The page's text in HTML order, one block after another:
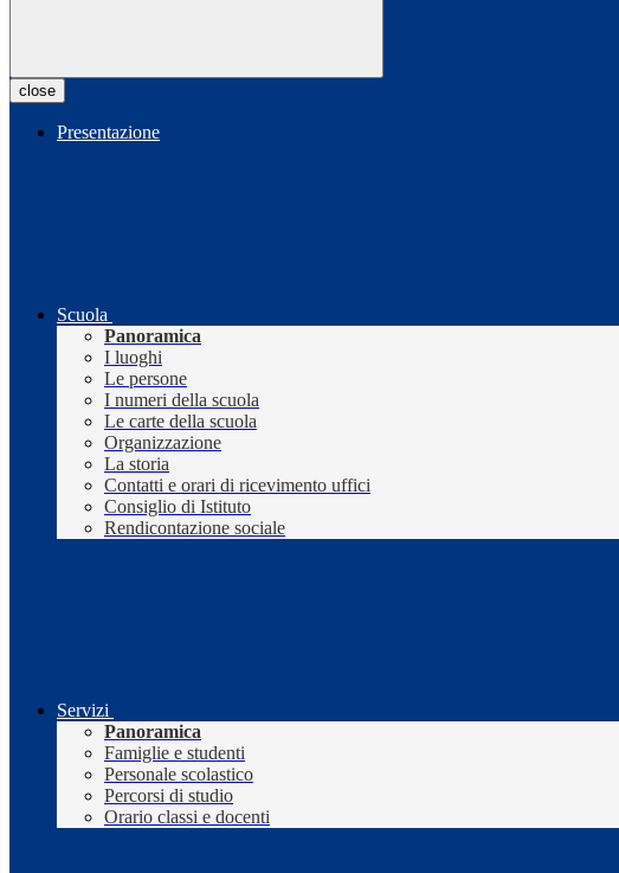
close
Presentazione
Scuola
Panoramica
I luoghi
Le persone
I numeri della scuola
Le carte della scuola
Organizzazione
La storia
Contatti e orari di ricevimento uffici
Consiglio di Istituto
Rendicontazione sociale
Servizi
Panoramica
Famiglie e studenti
Personale scolastico
Percorsi di studio
Orario classi e docenti